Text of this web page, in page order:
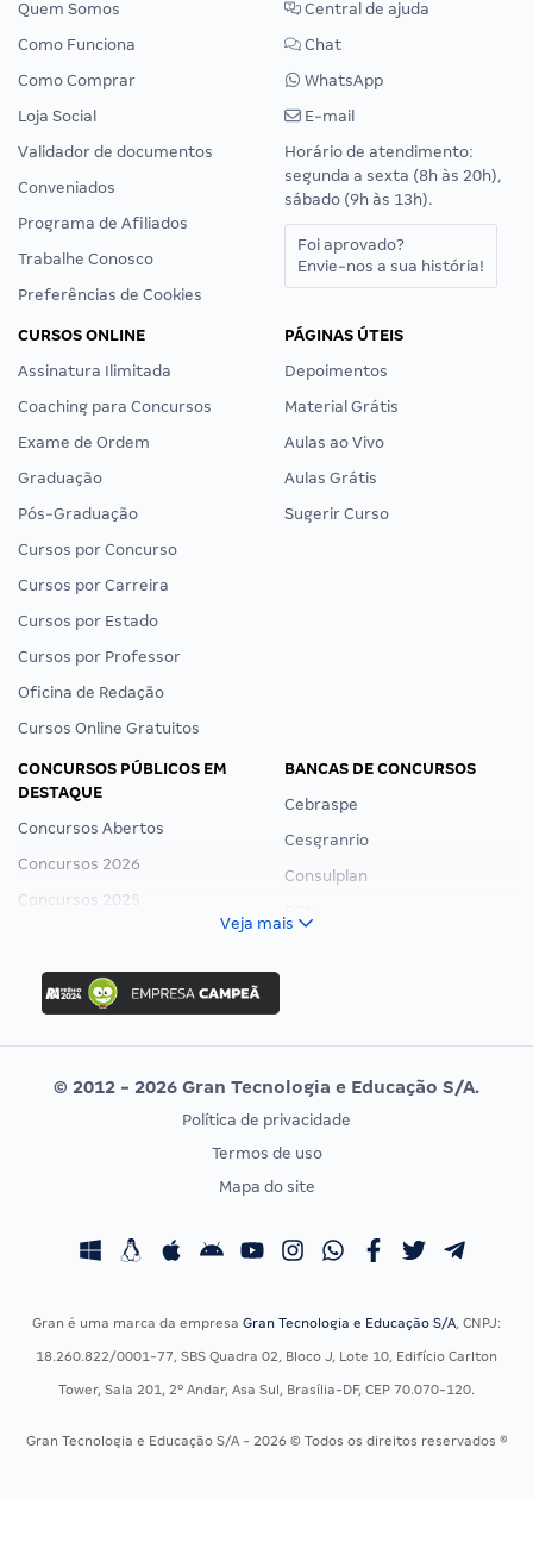
Quem Somos
Como Funciona
Como Comprar
Loja Social
Validador de documentos
Conveniados
Programa de Afiliados
Trabalhe Conosco
Preferências de Cookies
Central de ajuda
Chat
WhatsApp
E-mail
Horário de atendimento:
segunda a sexta (8h às 20h),
sábado (9h às 13h).
Foi aprovado?
Envie-nos a sua história!
CURSOS ONLINE
Assinatura Ilimitada
Coaching para Concursos
Exame de Ordem
Graduação
Pós-Graduação
Cursos por Concurso
Cursos por Carreira
Cursos por Estado
Cursos por Professor
Oficina de Redação
Cursos Online Gratuitos
PÁGINAS ÚTEIS
Depoimentos
Material Grátis
Aulas ao Vivo
Aulas Grátis
Sugerir Curso
CONCURSOS PÚBLICOS EM
DESTAQUE
Concursos Abertos
Concursos 2026
Concursos 2025
Concurso Ibama
Concurso MPU
Editais publicados
BANCAS DE CONCURSOS
Cebraspe
Cesgranrio
Consulplan
Vunesp
CONCURSOS POR PROFISSÃO
Concursos Fiscais
Residência Multiprofissional
EXAME DE ORDEM
Calendário OAB
Veja mais
© 2012 - 2026 Gran Tecnologia e Educação S/A.
Política de privacidade
Termos de uso
Mapa do site
Gran é uma marca da empresa Gran Tecnologia e Educação S/A, CNPJ:
18.260.822/0001-77, SBS Quadra 02, Bloco J, Lote 10, Edifício Carlton
Tower, Sala 201, 2º Andar, Asa Sul, Brasília-DF, CEP 70.070-120.
Gran Tecnologia e Educação S/A - 2026 © Todos os direitos reservados ®